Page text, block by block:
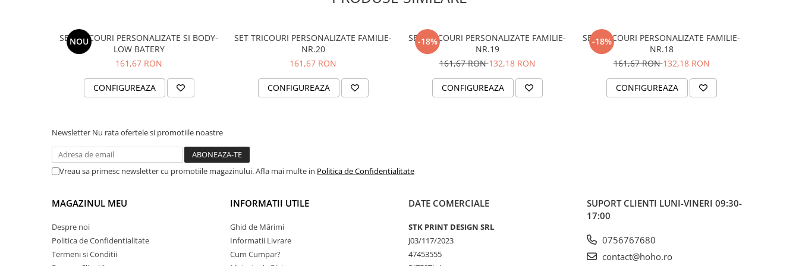
NOU
SET TRICOURI PERSONALIZATE SI BODY-
LOW BATERY
161,67 RON
CONFIGUREAZA
SET TRICOURI PERSONALIZATE FAMILIE-
NR.20
161,67 RON
CONFIGUREAZA
-18%
SET TRICOURI PERSONALIZATE FAMILIE-
NR.19
161,67 RON132,18 RON
CONFIGUREAZA
-18%
SET TRICOURI PERSONALIZATE FAMILIE-
NR.18
161,67 RON132,18 RON
CONFIGUREAZA
Newsletter Nu rata ofertele si promotiile noastre
Vreau sa primesc newsletter cu promotiile magazinului. Afla mai multe in Politica de Confidentialitate
MAGAZINUL MEU
Despre noi
Politica de Confidentialitate
Termeni si Conditii
INFORMATII UTILE
Ghid de Mărimi
Informatii Livrare
Cum Cumpar?
DATE COMERCIALE
STK PRINT DESIGN SRL
J03/117/2023
47453555
SUPORT CLIENTI LUNI-VINERI 09:30-
17:00
0756767680
contact@hoho.ro